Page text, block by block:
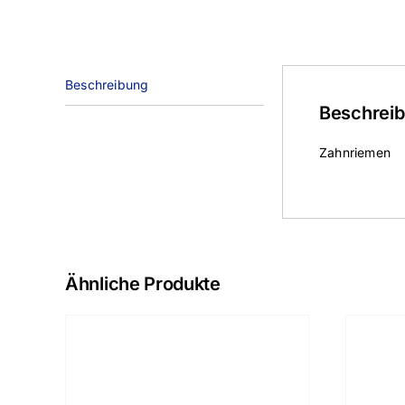
Beschreibung
Zahnriemen
Ähnliche Produkte